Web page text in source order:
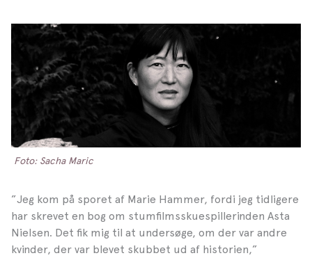
Foto: Sacha Maric
”Jeg kom på sporet af Marie Hammer, fordi jeg tidligere
har skrevet en bog om stum­filmsskuespillerinden Asta
Nielsen. Det fik mig til at undersøge, om der var andre
kvinder, der var blevet skubbet ud af historien,”